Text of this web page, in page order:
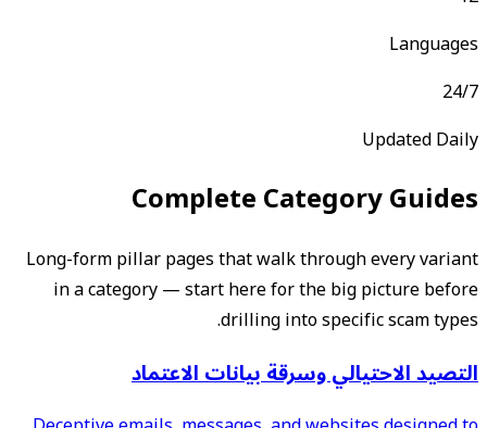
Languages
24/7
Updated Daily
Complete Category Guides
Long-form pillar pages that walk through every variant
in a category — start here for the big picture before
drilling into specific scam types.
التصيد الاحتيالي وسرقة بيانات الاعتماد